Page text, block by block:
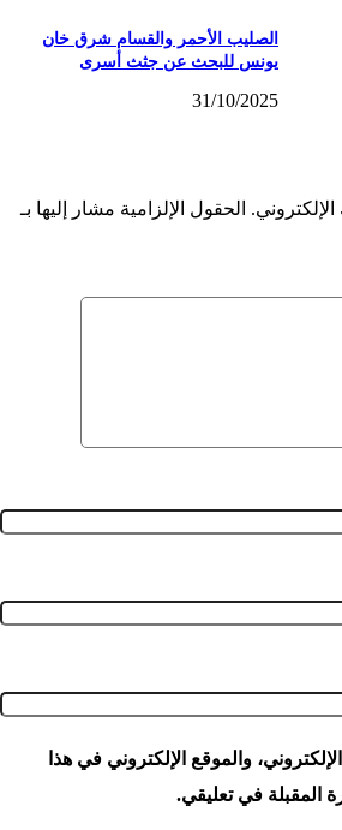
الصليب الأحمر والقسام شرق خان
يونس للبحث عن جثث أسرى
31/10/2025
الحقول الإلزامية مشار إليها بـ
والموقع الإلكتروني في هذا
المقبلة في تعليقي.